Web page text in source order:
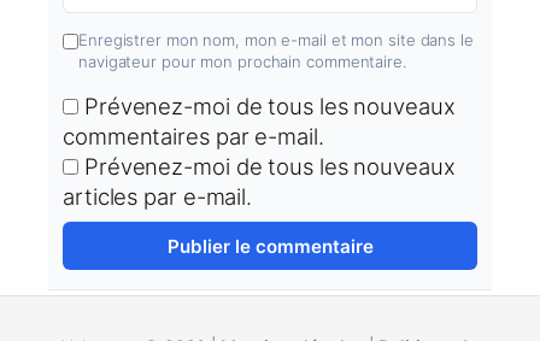
Enregistrer mon nom, mon e-mail et mon site dans le
navigateur pour mon prochain commentaire.
Prévenez-moi de tous les nouveaux
commentaires par e-mail.
Prévenez-moi de tous les nouveaux
articles par e-mail.